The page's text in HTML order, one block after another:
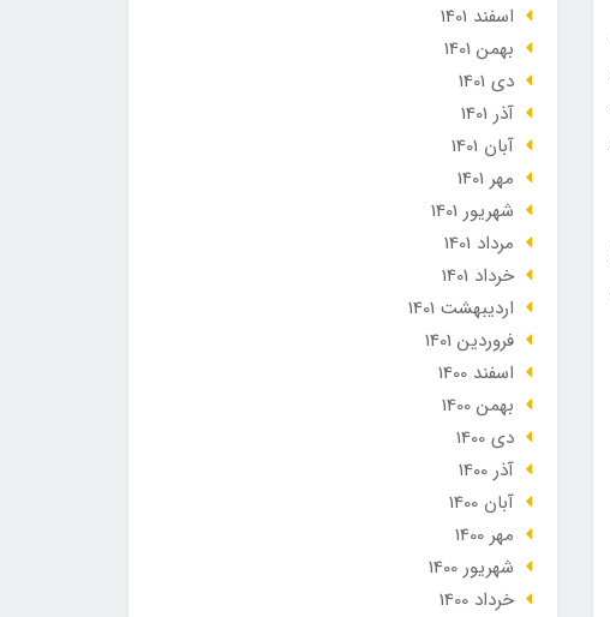
اسفند 1401
بهمن 1401
دی 1401
آذر 1401
آبان 1401
مهر 1401
شهریور 1401
مرداد 1401
خرداد 1401
ارديبهشت 1401
فروردین 1401
اسفند 1400
بهمن 1400
دی 1400
آذر 1400
آبان 1400
مهر 1400
شهریور 1400
خرداد 1400